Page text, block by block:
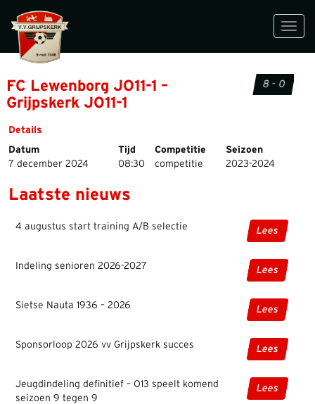
FC Lewenborg JO11-1 –
Grijpskerk JO11-1
8 - 0
Details
Datum
Tijd Competitie
Seizoen
7 december 2024
08:30 competitie 2023-2024
Laatste nieuws
4 augustus start training A/B selectie Lees
Indeling senioren 2026-2027 Lees
Sietse Nauta 1936 – 2026 Lees
Sponsorloop 2026 vv Grijpskerk succes Lees
Jeugdindeling definitief – O13 speelt komend
seizoen 9 tegen 9
Lees